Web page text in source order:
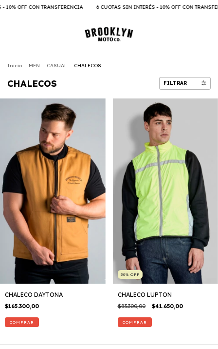
OFF CON TRANSFERENCIA 6 CUOTAS SIN INTERÉS - 10% OFF CON
Inicio . MEN . CASUAL . CHALECOS
CHALECOS FILTRAR
CHALECO DAYTONA
$165.300,00
COMPRAR
50% OFF
CHALECO LUPTON
$83.300,00 $41.650,00
COMPRAR